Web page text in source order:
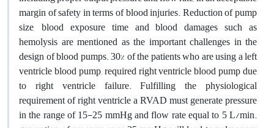
margin of safety in terms of blood injuries. Reduction of pump
size, blood exposure time and blood damages such as
hemolysis are mentioned as the important challenges in the
design of blood pumps. 30% of the patients who are using a left
ventricle blood pump, required right ventricle blood pump due
to right ventricle failure. Fulfilling the physiological
requirement of right ventricle a RVAD must generate pressure
in the range of 15-25 mmHg and flow rate equal to 5 L/min.